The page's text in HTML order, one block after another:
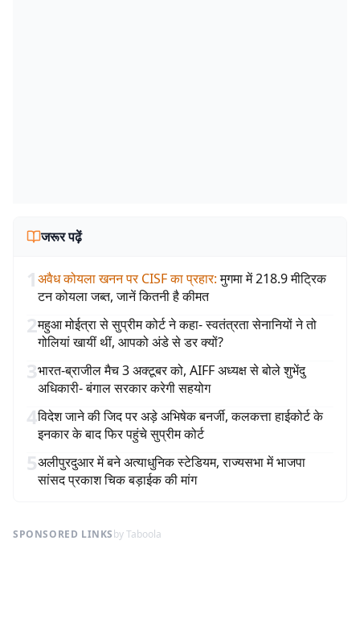
जरूर पढ़ें
1अवैध कोयला खनन पर CISF का प्रहार: मुगमा में 218.9 मीट्रिक
टन कोयला जब्त, जानें कितनी है कीमत
2महुआ मोईत्रा से सुप्रीम कोर्ट ने कहा- स्वतंत्रता सेनानियों ने तो
गोलियां खायीं थीं, आपको अंडे से डर क्यों?
3भारत-ब्राजील मैच 3 अक्टूबर को, AIFF अध्यक्ष से बोले शुभेंदु
अधिकारी- बंगाल सरकार करेगी सहयोग
4विदेश जाने की जिद पर अड़े अभिषेक बनर्जी, कलकत्ता हाईकोर्ट के
इनकार के बाद फिर पहुंचे सुप्रीम कोर्ट
5अलीपुरदुआर में बने अत्याधुनिक स्टेडियम, राज्यसभा में भाजपा
सांसद प्रकाश चिक बड़ाईक की मांग
SPONSORED LINKSby Taboola